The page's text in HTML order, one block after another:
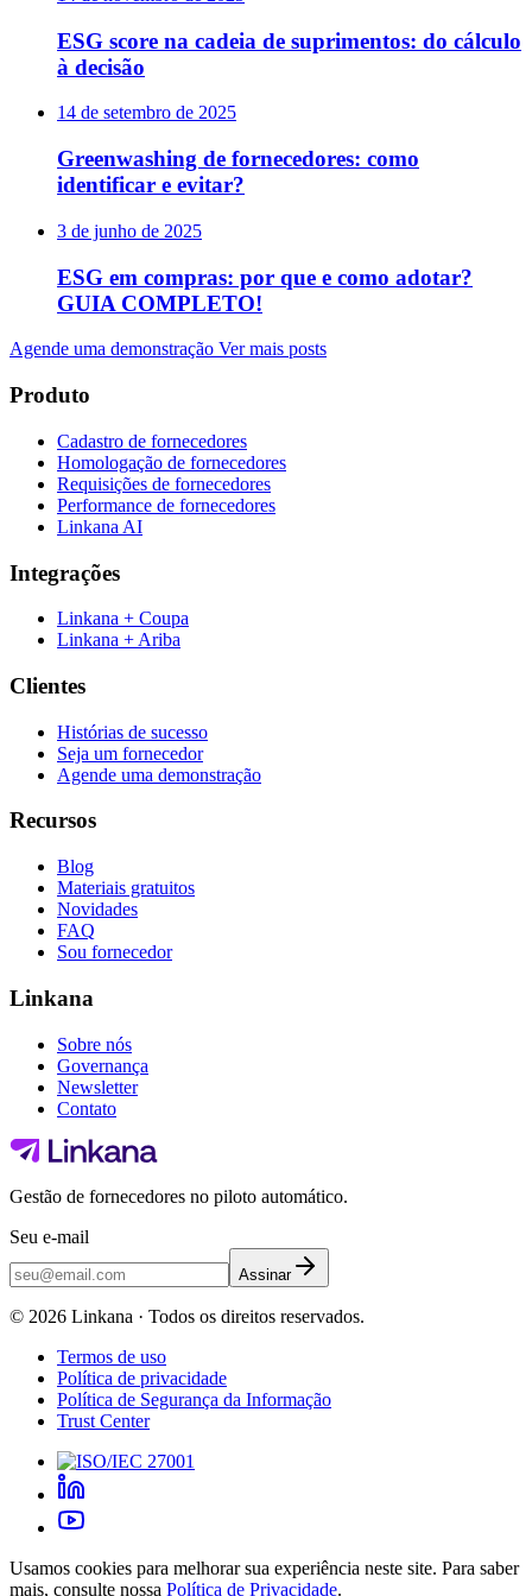
ESG score na cadeia de suprimentos: do cálculo
à decisão
14 de setembro de 2025
Greenwashing de fornecedores: como
identificar e evitar?
3 de junho de 2025
ESG em compras: por que e como adotar?
GUIA COMPLETO!
Agende uma demonstração Ver mais posts
Produto
Cadastro de fornecedores
Homologação de fornecedores
Requisições de fornecedores
Performance de fornecedores
Linkana AI
Integrações
Linkana + Coupa
Linkana + Ariba
Clientes
Histórias de sucesso
Seja um fornecedor
Agende uma demonstração
Recursos
Blog
Materiais gratuitos
Novidades
FAQ
Sou fornecedor
Linkana
Sobre nós
Governança
Newsletter
Contato
Gestão de fornecedores no piloto automático.
Seu e-mail
Assinar
© 2026 Linkana · Todos os direitos reservados.
Termos de uso
Política de privacidade
Política de Segurança da Informação
Trust Center
Usamos cookies para melhorar sua experiência neste site. Para saber
mais, consulte nossa Política de Privacidade.